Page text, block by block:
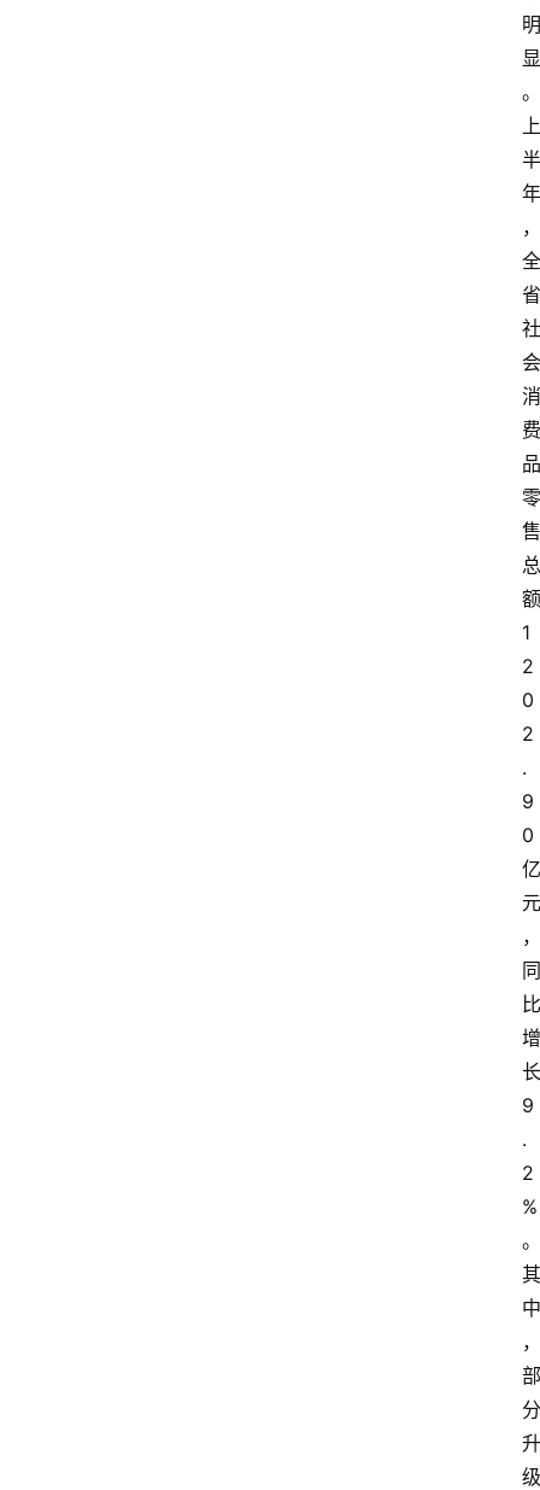
明
显
。
上
半
年
，
全
省
社
会
消
费
品
零
售
总
额
1
2
0
2
.
9
0
亿
元
，
同
比
增
长
9
.
2
%
。
其
中
，
部
分
升
级